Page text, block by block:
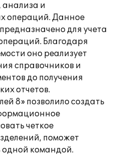
анализа и
операций. Данное
для учета
Благодаря
оно реализует
справочников и
до получения
отчетов.
8» позволило создать
четкое
поможет
одной командой.